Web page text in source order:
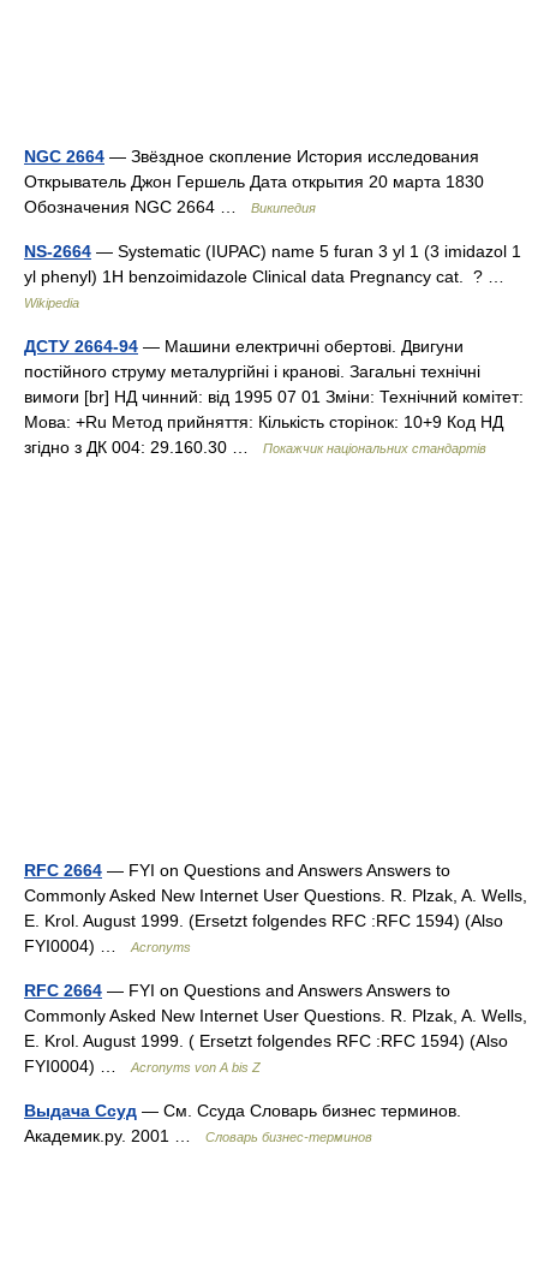
NGC 2664 — Звёздное скопление История исследования
Открыватель Джон Гершель Дата открытия 20 марта 1830
Обозначения NGC 2664 …
Википедия
NS-2664 — Systematic (IUPAC) name 5 furan 3 yl 1 (3 imidazol 1
yl phenyl) 1H benzoimidazole Clinical data Pregnancy cat. ? …
Wikipedia
ДСТУ 2664-94 — Машини електричні обертові. Двигуни
постійного струму металургійні і кранові. Загальні технічні
вимоги [br] НД чинний: від 1995 07 01 Зміни: Технічний комітет:
Мова: +Ru Метод прийняття: Кількість сторінок: 10+9 Код НД
згідно з ДК 004: 29.160.30 …
Покажчик національних стандартів
RFC 2664 — FYI on Questions and Answers Answers to
Commonly Asked New Internet User Questions. R. Plzak, A. Wells,
E. Krol. August 1999. (Ersetzt folgendes RFC :RFC 1594) (Also
FYI0004) …
Acronyms
RFC 2664 — FYI on Questions and Answers Answers to
Commonly Asked New Internet User Questions. R. Plzak, A. Wells,
E. Krol. August 1999. ( Ersetzt folgendes RFC :RFC 1594) (Also
FYI0004) …
Acronyms von A bis Z
Выдача Ссуд — См. Ссуда Словарь бизнес терминов.
Академик.ру. 2001 …
Словарь бизнес-терминов